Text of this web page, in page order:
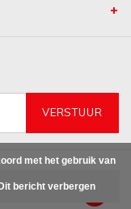
VERSTUUR
met het gebruik van
Dit bericht verbergen